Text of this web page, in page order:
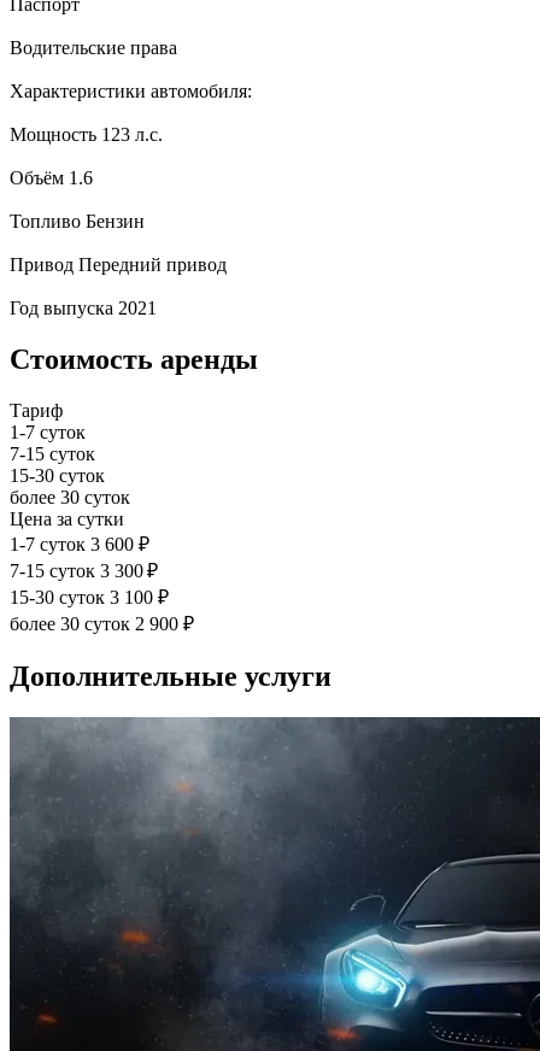
Водительские права
Характеристики автомобиля:
Мощность 123 л.с.
Объём 1.6
Топливо Бензин
Привод Передний привод
Год выпуска 2021
Стоимость аренды
Тариф
1-7 суток
7-15 суток
15-30 суток
более 30 суток
Цена за сутки
1-7 суток 3 600 ₽
7-15 суток 3 300 ₽
15-30 суток 3 100 ₽
более 30 суток 2 900 ₽
Дополнительные услуги